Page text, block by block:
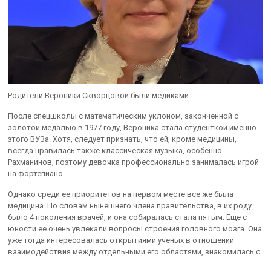
Родители Вероники Скворцовой были медиками
После спецшколы с математическим уклоном, законченной с
золотой медалью в 1977 году, Вероника стала студенткой именно
этого ВУЗа. Хотя, следует признать, что ей, кроме медицины,
всегда нравилась также классическая музыка, особенно
Рахманинов, поэтому девочка профессионально занималась игрой
на фортепиано.
Однако среди ее приоритетов на первом месте все же была
медицина. По словам нынешнего члена правительства, в их роду
было 4 поколения врачей, и она собиралась стала пятым. Еще с
юности ее очень увлекали вопросы строения головного мозга. Она
уже тогда интересовалась открытиями ученых в отношении
взаимодействия между отдельными его областями, знакомилась с